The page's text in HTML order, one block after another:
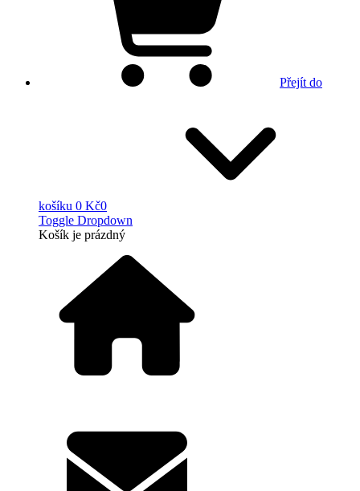
Přejít do
košíku 0 Kč0
Toggle Dropdown
Košík je prázdný